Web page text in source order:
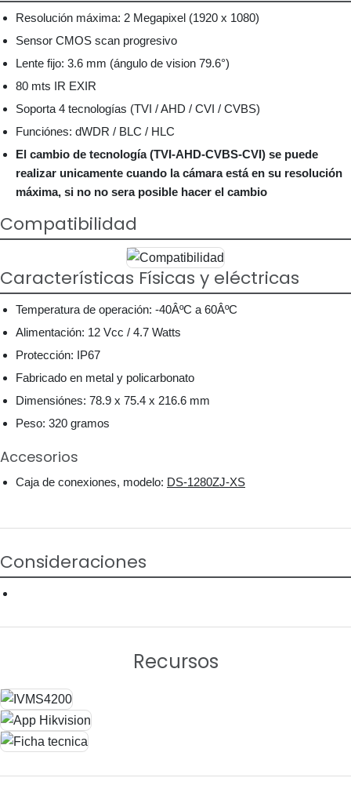
Resolución máxima: 2 Megapixel (1920 x 1080)
Sensor CMOS scan progresivo
Lente fijo: 3.6 mm (ángulo de vision 79.6°)
80 mts IR EXIR
Soporta 4 tecnologías (TVI / AHD / CVI / CVBS)
Funciónes: dWDR / BLC / HLC
El cambio de tecnología (TVI-AHD-CVBS-CVI) se puede
realizar unicamente cuando la cámara está en su resolución
máxima, si no no sera posible hacer el cambio
Compatibilidad
Características Físicas y eléctricas
Temperatura de operación: -40ÂºC a 60ÂºC
Alimentación: 12 Vcc / 4.7 Watts
Protección: IP67
Fabricado en metal y policarbonato
Dimensiónes: 78.9 x 75.4 x 216.6 mm
Peso: 320 gramos
Accesorios
Caja de conexiones, modelo: DS-1280ZJ-XS
Consideraciones
Recursos